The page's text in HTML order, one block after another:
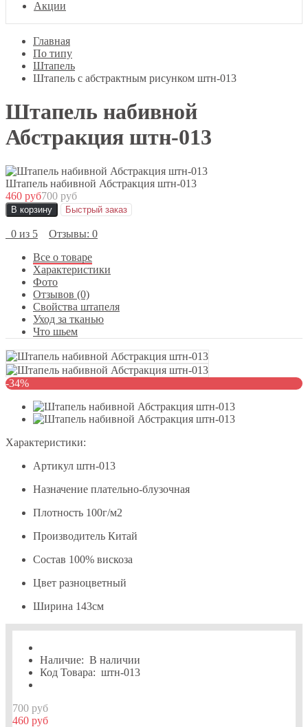
Акции
Главная
По типу
Штапель
Штапель с абстрактным рисунком штн-013
Штапель набивной
Абстракция штн-013
Штапель набивной Абстракция штн-013
460 руб700 руб
В корзину Быстрый заказ
0 из 5
Отзывы: 0
Все о товаре
Характеристики
Фото
Отзывов (0)
Свойства штапеля
Уход за тканью
Что шьем
-34%
Характеристики:
Артикул штн-013
Назначение плательно-блузочная
Плотность 100г/м2
Производитель Китай
Состав 100% вискоза
Цвет разноцветный
Ширина 143см
Наличие: В наличии
Код Товара: штн-013
700 руб
460 руб